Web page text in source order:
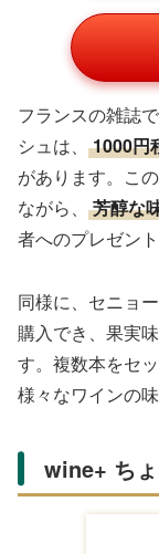
フランスの雑誌
シュは、
1000円
があります。こ
ながら、
芳醇な
者へのプレゼン
同様に、セニョ
購入でき、果実
す。複数本をセ
様々なワインの
wine+ ち